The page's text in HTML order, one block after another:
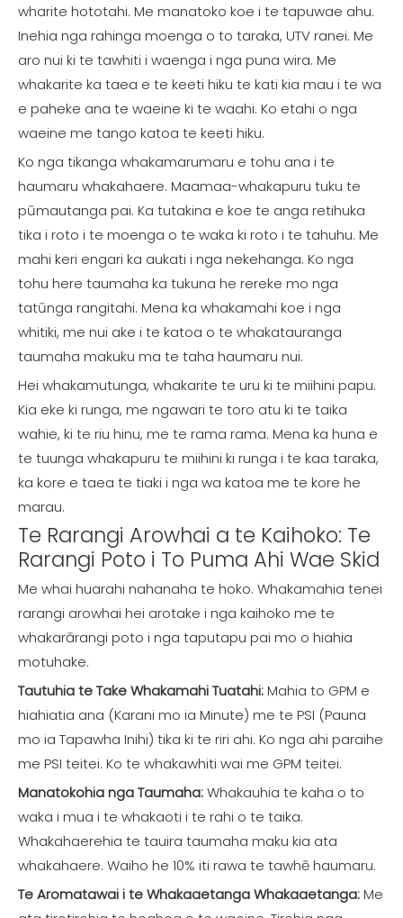
wharite hototahi. Me manatoko koe i te tapuwae ahu.
Inehia nga rahinga moenga o to taraka, UTV ranei. Me
aro nui ki te tawhiti i waenga i nga puna wira. Me
whakarite ka taea e te keeti hiku te kati kia mau i te wa
e paheke ana te waeine ki te waahi. Ko etahi o nga
waeine me tango katoa te keeti hiku.
Ko nga tikanga whakamarumaru e tohu ana i te
haumaru whakahaere. Maamaa-whakapuru tuku te
pūmautanga pai. Ka tutakina e koe te anga retihuka
tika i roto i te moenga o te waka ki roto i te tahuhu. Me
mahi keri engari ka aukati i nga nekehanga. Ko nga
tohu here taumaha ka tukuna he rereke mo nga
tatūnga rangitahi. Mena ka whakamahi koe i nga
whitiki, me nui ake i te katoa o te whakatauranga
taumaha makuku ma te taha haumaru nui.
Hei whakamutunga, whakarite te uru ki te miihini papu.
Kia eke ki runga, me ngawari te toro atu ki te taika
wahie, ki te riu hinu, me te rama rama. Mena ka huna e
te tuunga whakapuru te miihini ki runga i te kaa taraka,
ka kore e taea te tiaki i nga wa katoa me te kore he
marau.
Te Rarangi Arowhai a te Kaihoko: Te
Rarangi Poto i To Puma Ahi Wae Skid
Me whai huarahi nahanaha te hoko. Whakamahia tenei
rarangi arowhai hei arotake i nga kaihoko me te
whakarārangi poto i nga taputapu pai mo o hiahia
motuhake.
Tautuhia te Take Whakamahi Tuatahi:Mahia to GPM e
hiahiatia ana (Karani mo ia Minute) me te PSI (Pauna
mo ia Tapawha Inihi) tika ki te riri ahi. Ko nga ahi paraihe
me PSI teitei. Ko te whakawhiti wai me GPM teitei.
Manatokohia nga Taumaha:Whakauhia te kaha o to
waka i mua i te whakaoti i te rahi o te taika.
Whakahaerehia te tauira taumaha maku kia ata
whakahaere. Waiho he 10% iti rawa te tawhē haumaru.
Te Aromatawai i te Whakaaetanga Whakaaetanga:Me